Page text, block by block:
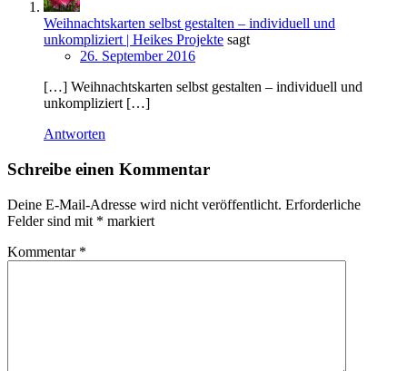
Weihnachtskarten selbst gestalten – individuell und
unkompliziert | Heikes Projekte sagt
26. September 2016
[…] Weihnachtskarten selbst gestalten – individuell und
unkompliziert […]
Antworten
Schreibe einen Kommentar
Deine E-Mail-Adresse wird nicht veröffentlicht. Erforderliche
Felder sind mit * markiert
Kommentar *